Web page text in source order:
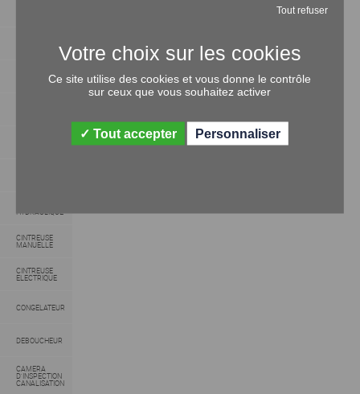
EMBOITURE
HYDRAULIQUE
CINTREUSE
MANUELLE
CINTREUSE
ELECTRIQUE
CONGELATEUR
DEBOUCHEUR
CAMERA
D'INSPECTION
CANALISATION
Ce site utilise des cookies et vous donne le contrôle
sur ceux que vous souhaitez activer
Tout accepter
Tout refuser
Personnaliser